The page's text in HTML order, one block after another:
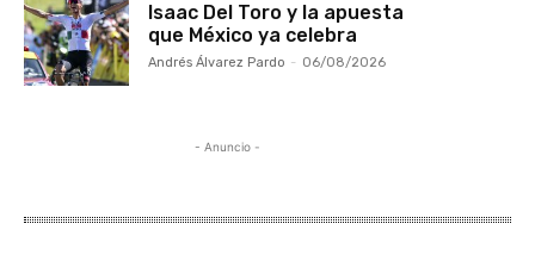
Isaac Del Toro y la apuesta
que México ya celebra
Andrés Álvarez Pardo - 06/08/2026
- Anuncio -